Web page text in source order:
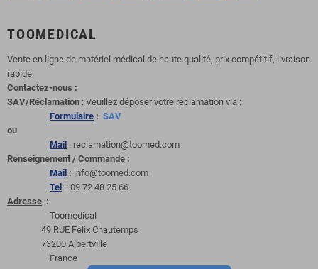
TOOMEDICAL
Vente en ligne de matériel médical de haute qualité, prix compétitif, livraison
rapide.
Contactez-nous :
SAV/Réclamation : Veuillez déposer votre réclamation via :
Formulaire : SAV
ou
Mail : reclamation@toomed.com
Renseignement / Commande :
Mail : info@toomed.com
Tel
: 09 72 48 25 66
Adresse :
Toomedical
49 RUE Félix Chautemps
73200 Albertville
France